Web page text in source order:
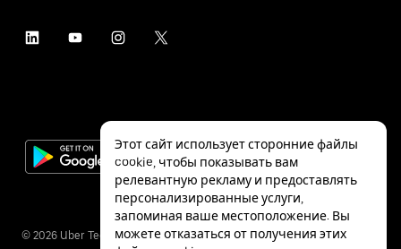
© 2026 Uber Technologies Inc.
Этот сайт использует сторонние файлы
cookie, чтобы показывать вам
релевантную рекламу и предоставлять
персонализированные услуги,
запоминая ваше местоположение. Вы
можете отказаться от получения этих